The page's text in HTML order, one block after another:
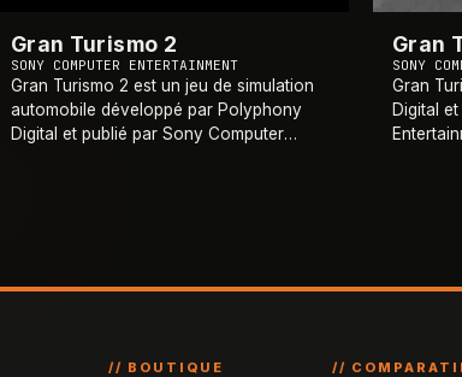
Gran Turismo 2
SONY COMPUTER ENTERTAINMENT
Gran Turismo 2 est un jeu de simulation
automobile développé par Polyphony
Digital et publié par Sony Computer
Gran
SONY
Gran
Digital
// BOUTIQUE //